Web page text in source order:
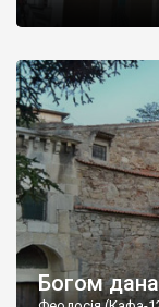
Богом